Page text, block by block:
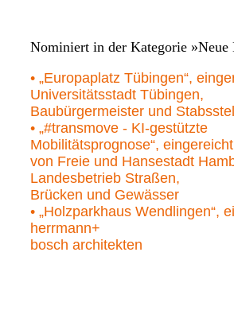
Nominiert in der Kategorie
• „Europaplatz Tübingen“,
Universitätsstadt Tübingen,
Baubürgermeister und
• „#transmove - KI-gestützte
Mobilitätsprognose“, eingereicht
von Freie und Hansestadt
Landesbetrieb Straßen,
Brücken und Gewässer
• „Holzparkhaus Wendlingen“,
herrmann+
bosch architekten